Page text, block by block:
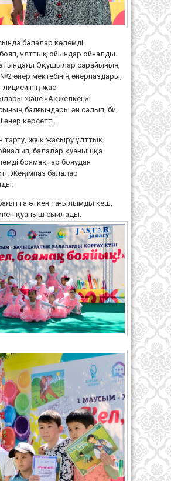
балалар көлемді
ұлттық ойындар ойналды.
Оқушылар сарайының
№2 өнер мектебінің өнерпаздары,
жас
және «Ақжелкен»
балғындары ән салып, би
өнер көрсетті.
жүзік жасыру ұлттық
балалар қуанышқа
боямақтар бояудан
Жеңімпаз балалар
өткен тағылымды кеш,
қуаныш сыйлады.